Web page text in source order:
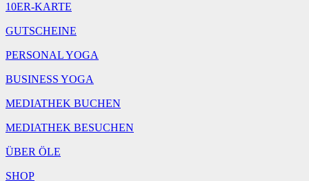
10ER-KARTE
GUTSCHEINE
PERSONAL YOGA
BUSINESS YOGA
MEDIATHEK BUCHEN
MEDIATHEK BESUCHEN
ÜBER ÖLE
SHOP